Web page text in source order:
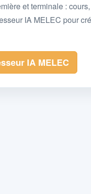
et terminale :
IA MELEC pour
IA MELEC